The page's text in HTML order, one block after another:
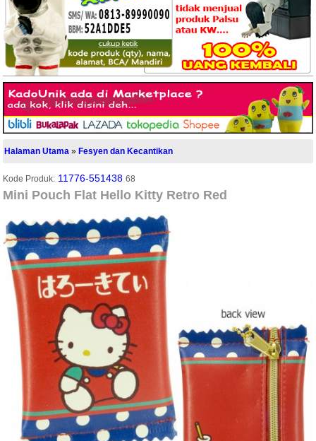
Halaman Utama » Fesyen dan Kecantikan
Kode Produk: 11776-55143868
Mini Pouch Flat Hello Kitty Retro Red